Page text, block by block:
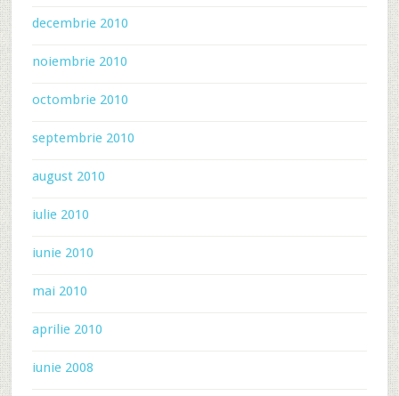
decembrie 2010
noiembrie 2010
octombrie 2010
septembrie 2010
august 2010
iulie 2010
iunie 2010
mai 2010
aprilie 2010
iunie 2008